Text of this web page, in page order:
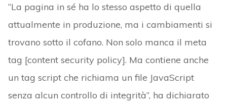
“La pagina in sé ha lo stesso aspetto di quella
attualmente in produzione, ma i cambiamenti si
trovano sotto il cofano. Non solo manca il meta
tag [content security policy]. Ma contiene anche
un tag script che richiama un file JavaScript
senza alcun controllo di integrità”, ha dichiarato